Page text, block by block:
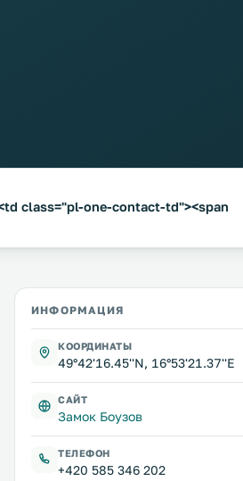
class="pl-one-contact-td"><span
ИНФОРМАЦИЯ
КООРДИНАТЫ
49°42'16.45''N, 16°53'21.37''E
САЙТ
Замок Боузов
ТЕЛЕФОН
+420 585 346 202